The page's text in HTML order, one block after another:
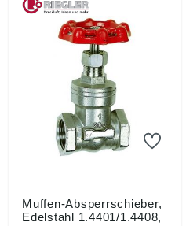
Muffen-Absperrschieber,
Edelstahl 1.4401/1.4408,